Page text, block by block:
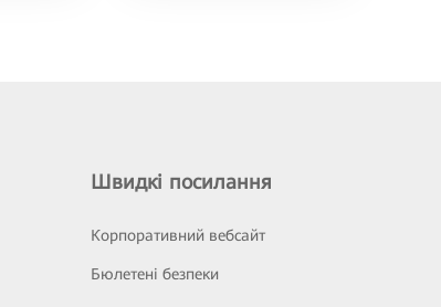
Швидкі посилання
Корпоративний вебсайт
Бюлетені безпеки